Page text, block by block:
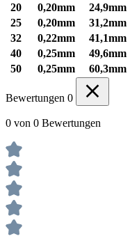
20
0,20mm 24,9mm
25
0,20mm 31,2mm
32
0,22mm 41,1mm
40
0,25mm 49,6mm
50
0,25mm 60,3mm
Bewertungen 0
0 von 0 Bewertungen